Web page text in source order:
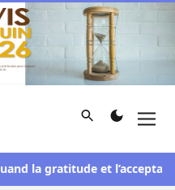
et d'investigation
Rechercher
la gratitude et